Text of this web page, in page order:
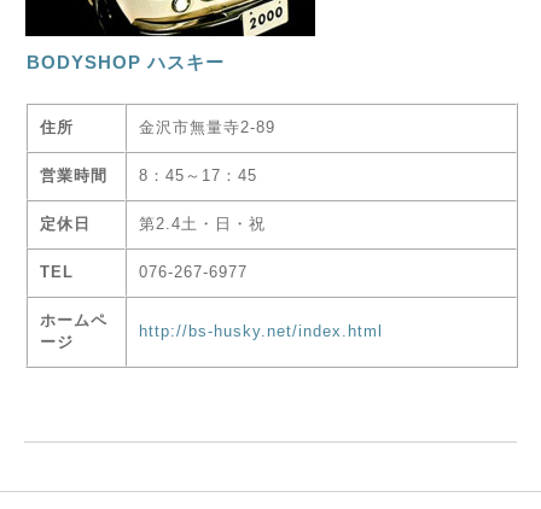
BODYSHOP ハスキー
住所 金沢市無量寺2-89
営業時間 8：45～17：45
定休日 第2.4土・日・祝
TEL 076-267-6977
ホームペ
ージ
http://bs-husky.net/index.html